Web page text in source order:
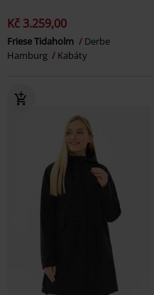
Kč 3.259,00
Friese Tidaholm
Derbe
Hamburg
Kabáty